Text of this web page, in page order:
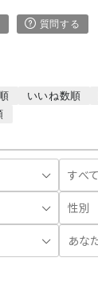
質問する
いいね数順